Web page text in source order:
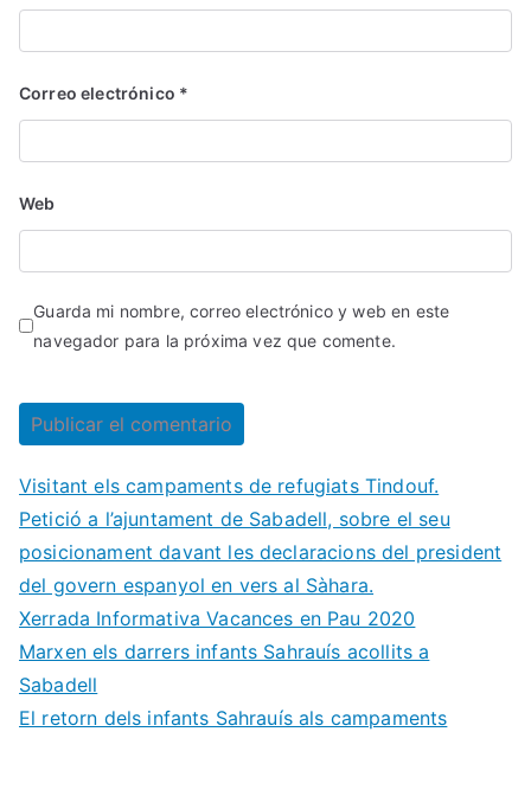
Correo electrónico *
Web
Guarda mi nombre, correo electrónico y web en este
navegador para la próxima vez que comente.
Visitant els campaments de refugiats Tindouf.
Petició a l’ajuntament de Sabadell, sobre el seu
posicionament davant les declaracions del president
del govern espanyol en vers al Sàhara.
Xerrada Informativa Vacances en Pau 2020
Marxen els darrers infants Sahrauís acollits a
Sabadell
El retorn dels infants Sahrauís als campaments